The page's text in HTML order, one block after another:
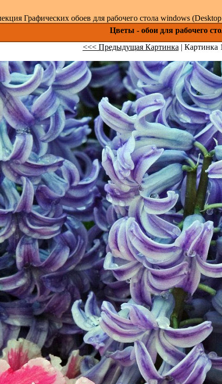
Графических обоев для рабочего стола windows
Цветы - обои для рабочего
<<< Предыдущая Картинка | Картинка